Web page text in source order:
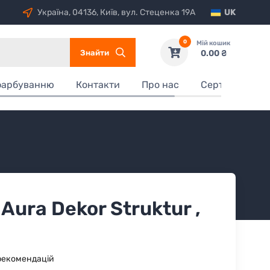
Україна, 04136, Київ, вул. Стеценка 19А UK
Знайти
0 Мій кошик
0.00 ₴
Контакти Про нас Сертифікати
Dekor Struktur ,